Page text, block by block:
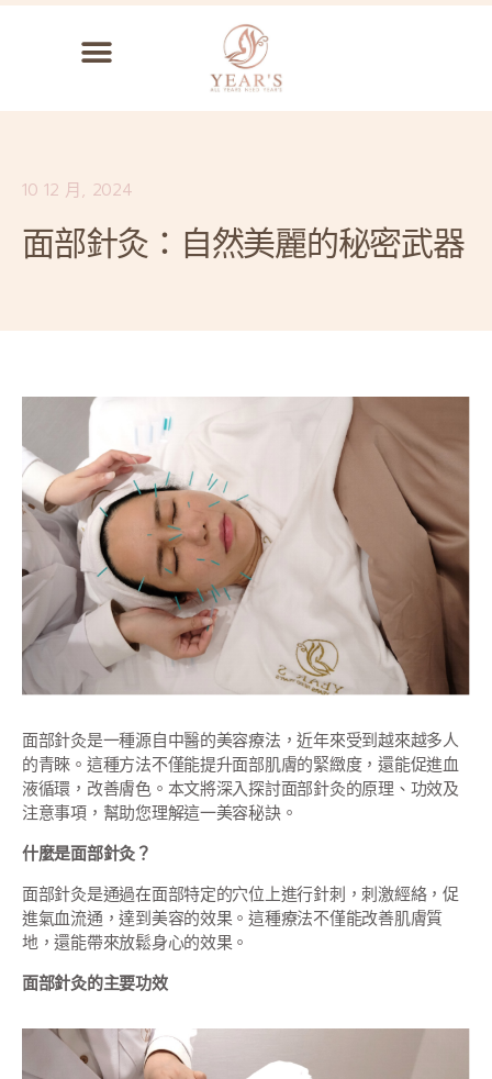
10 12 月, 2024
面部針灸：自然美麗的秘密武器
面部針灸是一種源自中醫的美容療法，近年來受到越來越多人
的青睞。這種方法不僅能提升面部肌膚的緊緻度，還能促進血
液循環，改善膚色。本文將深入探討面部針灸的原理、功效及
注意事項，幫助您理解這一美容秘訣。
什麼是面部針灸？
面部針灸是通過在面部特定的穴位上進行針刺，刺激經絡，促
進氣血流通，達到美容的效果。這種療法不僅能改善肌膚質
地，還能帶來放鬆身心的效果。
面部針灸的主要功效